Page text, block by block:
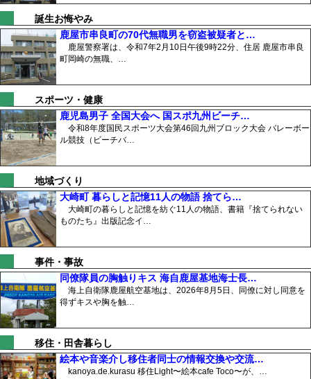
誕生お悔やみ
鹿屋市串良町の70代無職男を窃盗被疑者と…
鹿屋警察署は、令和7年2月10日午後9時22分、住居 鹿屋市串良
町岡崎の無職、…
スポーツ・健康
鹿児島男子 全国大会へ 国スポ九州ビーチ…
令和8年度国民スポーツ大会第46回九州ブロック大会 バレーボー
ル競技（ビーチバ…
地域づくり
大崎町 暮らしと記憶11人の物語 捨てら…
大崎町の暮らしと記憶を紡ぐ11人の物語、書籍『捨てられない
ものたち』出版記念イ…
事件・事故
同僚隊員の胸触りキス 海自鹿屋基地海士長…
海上自衛隊鹿屋航空基地は、2026年8月5日、同僚に対し同意を
得ずキスや胸を触…
移住・田舎暮らし
絵本や音楽介し移住者同士の情報交換や交流…
kanoya.de.kurasu 移住Light〜絵本cafe Toco〜が、…